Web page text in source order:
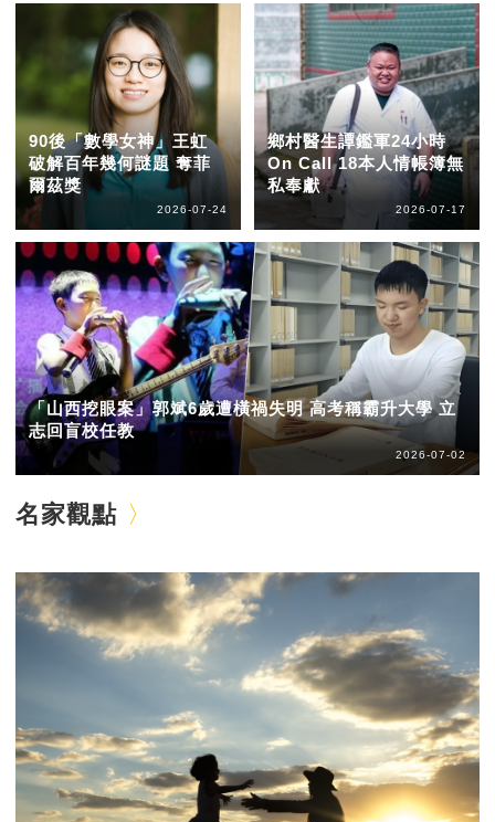
90後「數學女神」王虹
破解百年幾何謎題 奪菲
爾茲獎
2026-07-24
鄉村醫生譚鑑軍24小時
On Call 18本人情帳簿無
私奉獻
2026-07-17
「山西挖眼案」郭斌6歲遭橫禍失明 高考稱霸升大學 立
志回盲校任教
2026-07-02
名家觀點